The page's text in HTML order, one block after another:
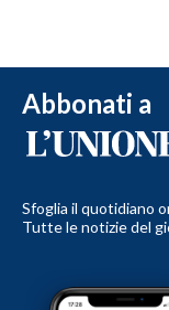
Abbonati a
Sfoglia il quotidiano
Tutte le notizie del